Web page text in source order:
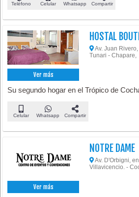
Teléfono Celular Whatsapp Compartir
Ver más
HOSTAL
Av. Juan
Tunari - Chapare,
Su segundo hogar en el Trópico de
Celular Whatsapp Compartir
Ver más
NOTRE DAME
Av. D'Orbigni,
Villavicencio. -